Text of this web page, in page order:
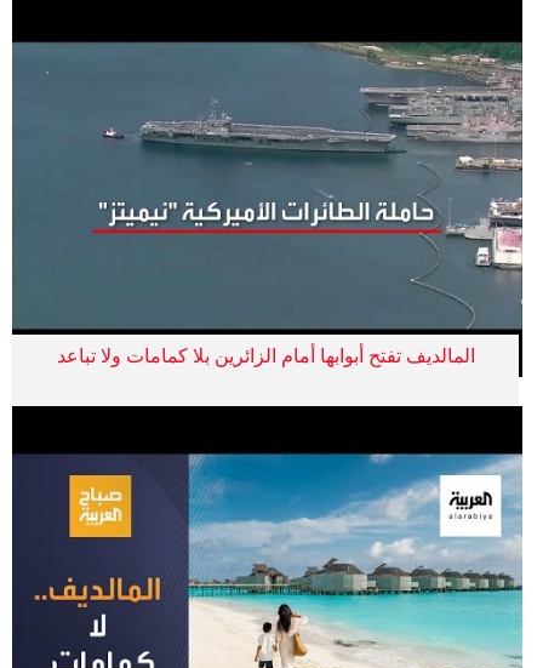
المالديف تفتح أبوابها أمام الزائرين بلا كمامات ولا تباعد